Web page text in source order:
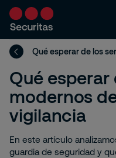
Qué
modernos
vigilancia
En este artículo
guardia de seguridad y